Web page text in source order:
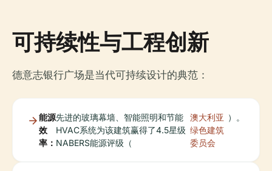
可持续性与工程创新
德意志银行广场是当代可持续设计的典范：
能源
效
率：
先进的玻璃幕墙、智能照明和节能
HVAC系统为该建筑赢得了4.5星级
NABERS能源评级（
澳大利亚
绿色建筑
委员会
）。